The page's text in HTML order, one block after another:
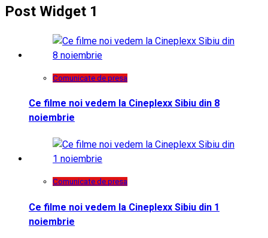
Post Widget 1
Comunicate de presa
Ce filme noi vedem la Cineplexx Sibiu din 8
noiembrie
Comunicate de presa
Ce filme noi vedem la Cineplexx Sibiu din 1
noiembrie